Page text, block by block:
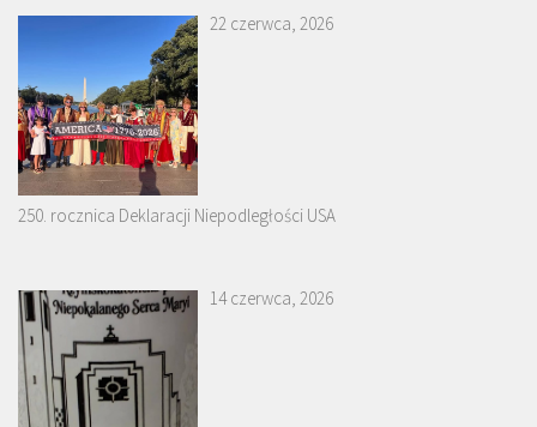
22 czerwca, 2026
250. rocznica Deklaracji Niepodległości USA
14 czerwca, 2026